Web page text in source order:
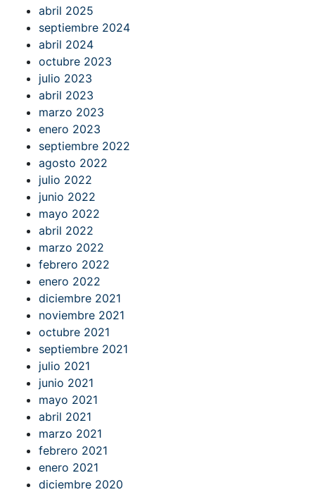
abril 2025
septiembre 2024
abril 2024
octubre 2023
julio 2023
abril 2023
marzo 2023
enero 2023
septiembre 2022
agosto 2022
julio 2022
junio 2022
mayo 2022
abril 2022
marzo 2022
febrero 2022
enero 2022
diciembre 2021
noviembre 2021
octubre 2021
septiembre 2021
julio 2021
junio 2021
mayo 2021
abril 2021
marzo 2021
febrero 2021
enero 2021
diciembre 2020